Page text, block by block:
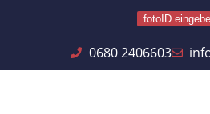
fotoID
0680 2406603